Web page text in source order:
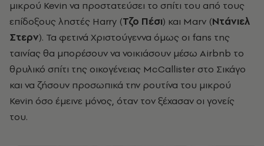
μικρού Kevin να προστατεύσει το σπίτι του από τους
επίδοξους ληστές Harry (Τζο Πέσι) και Marv (Ντάνιελ
Στερν). Τα φετινά Χριστούγεννα όμως οι fans της
ταινίας θα μπορέσουν να νοικιάσουν μέσω Airbnb το
θρυλικό σπίτι της οικογένειας McCallister στο Σικάγο
και να ζήσουν προσωπικά την ρουτίνα του μικρού
Kevin όσο έμεινε μόνος, όταν τον ξέχασαν οι γονείς
του.